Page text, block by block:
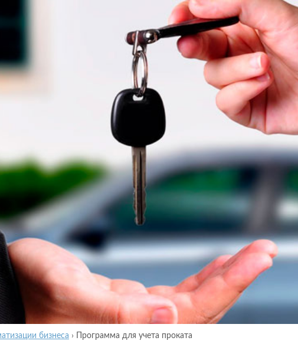
бизнеса › Программа для учета проката